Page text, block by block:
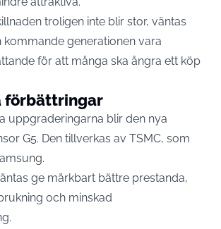
troligen inte blir stor, väntas
kommande generationen vara
för att många ska ångra ett köp
förbättringar
uppgraderingarna blir den nya
G5. Den tillverkas av TSMC, som
ge märkbart bättre prestanda,
och minskad